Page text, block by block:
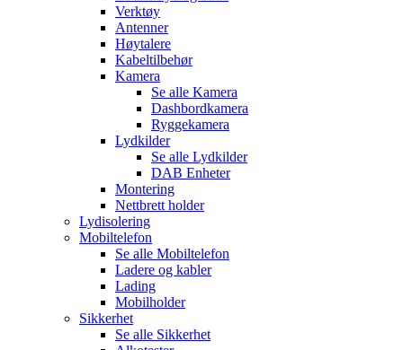
Verktøy
Antenner
Høytalere
Kabeltilbehør
Kamera
Se alle Kamera
Dashbordkamera
Ryggekamera
Lydkilder
Se alle Lydkilder
DAB Enheter
Montering
Nettbrett holder
Lydisolering
Mobiltelefon
Se alle Mobiltelefon
Ladere og kabler
Lading
Mobilholder
Sikkerhet
Se alle Sikkerhet